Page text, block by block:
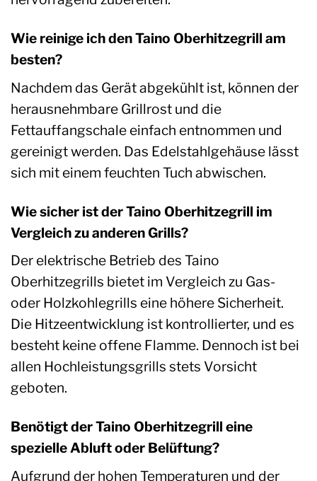
Wie reinige ich den Taino Oberhitzegrill am
besten?
Nachdem das Gerät abgekühlt ist, können der
herausnehmbare Grillrost und die
Fettauffangschale einfach entnommen und
gereinigt werden. Das Edelstahlgehäuse lässt
sich mit einem feuchten Tuch abwischen.
Wie sicher ist der Taino Oberhitzegrill im
Vergleich zu anderen Grills?
Der elektrische Betrieb des Taino
Oberhitzegrills bietet im Vergleich zu Gas-
oder Holzkohlegrills eine höhere Sicherheit.
Die Hitzeentwicklung ist kontrollierter, und es
besteht keine offene Flamme. Dennoch ist bei
allen Hochleistungsgrills stets Vorsicht
geboten.
Benötigt der Taino Oberhitzegrill eine
spezielle Abluft oder Belüftung?
Aufgrund der hohen Temperaturen und der